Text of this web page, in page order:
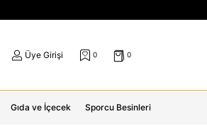
Üye Girişi 0 0
Gıda ve İçecek Sporcu Besinleri